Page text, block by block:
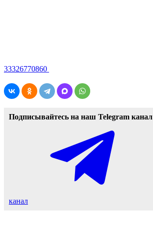
33326770860
Подписывайтесь на наш Telegram канал
канал